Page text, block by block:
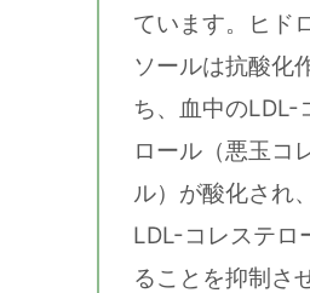
ています。ヒド
ソールは抗酸化
ち、血中のLDL-
ロール（悪玉コ
ル）が酸化され
LDL-コレステロ
ることを抑制さ